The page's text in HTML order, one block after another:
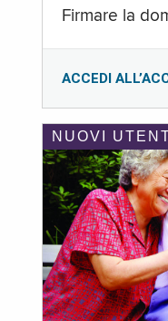
Firmare la
ACCEDI
NUOVI